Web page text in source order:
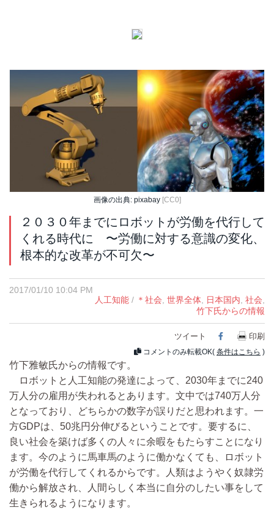
画像の出典: pixabay [CC0]
２０３０年までにロボットが労働を代行して
くれる時代に 〜労働に対する意識の変化、
根本的な改革が不可欠〜
2017/01/10 10:04 PM
人工知能 / ＊社会 世界全体 日本国内 社会
竹下氏からの情報
ツイート Facebook
印刷
コメントのみ転載OK( 条件はこちら )
竹下雅敏氏からの情報です。
ロボットと人工知能の発達によって、2030年までに240
万人分の雇用が失われるとあります。文中では740万人分
となっており、どちらかの数字が誤りだと思われます。一
方GDPは、50兆円分伸びるということです。要するに、
良い社会を築けば多くの人々に余暇をもたらすことになり
ます。今のように馬車馬のように働かなくても、ロボット
が労働を代行してくれるからです。人類はようやく奴隷労
働から解放され、人間らしく本当に自分のしたい事をして
生きられるようになります。